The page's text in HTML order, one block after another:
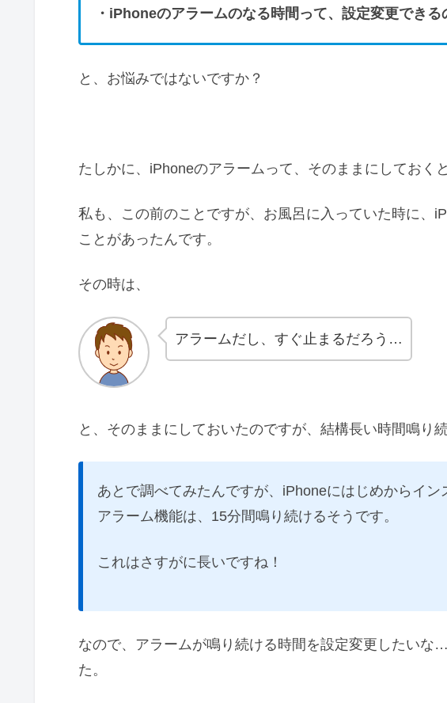
・iPhoneのアラームのなる時間って、設定変更できる
と、お悩みではないですか？
たしかに、iPhoneのアラームって、そのままにしておく
私も、この前のことですが、お風呂に入っていた時に、
ことがあったんです。
その時は、
アラームだし、すぐ止まるだろう…
と、そのままにしておいたのですが、結構長い時間鳴り
あとで調べてみたんですが、iPhoneにはじめからイ
アラーム機能は、15分間鳴り続けるそうです。
これはさすがに長いですね！
なので、アラームが鳴り続ける時間を設定変更したいな
た。